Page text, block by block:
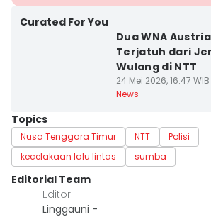
Curated For You
Dua WNA
Terjatuh dari
Wulang di NTT
24 Mei 2026, 16:47 WIB
News
Topics
Nusa Tenggara Timur NTT
Polisi
kecelakaan lalu lintas
sumba
Editorial Team
Editor
Linggauni -